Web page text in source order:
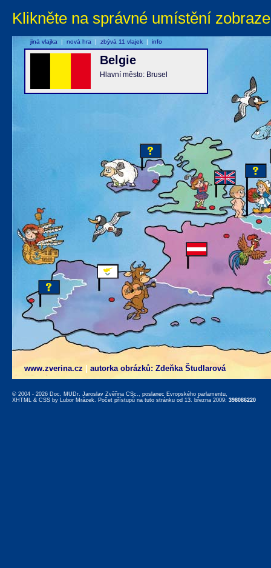
Klikněte na správné umístění
www.zverina.cz autorka obrázků: Zdeňka Študlarová
Belgie
Hlavní město: Brusel
jiná vlajka | nová hra | zbývá 11 vlajek | info
© 2004 - 2026 Doc. MUDr. Jaroslav Zvěřina CSc., poslanec Evropského parlamentu,
XHTML & CSS by Lubor Mrázek. Počet přístupů na tuto stránku od 13. března 2009: 398086220